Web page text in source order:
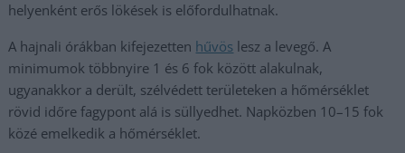
helyenként erős lökések is előfordulhatnak.
A hajnali órákban kifejezetten hűvös lesz a levegő. A
minimumok többnyire 1 és 6 fok között alakulnak,
ugyanakkor a derült, szélvédett területeken a hőmérséklet
rövid időre fagypont alá is süllyedhet. Napközben 10–15 fok
közé emelkedik a hőmérséklet.